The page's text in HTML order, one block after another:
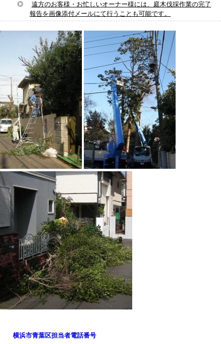
遠方のお客様・お忙しいオーナー様には、庭木伐採作業の完了
報告を画像添付メールにて行うことも可能です。
横浜市青葉区担当者電話番号